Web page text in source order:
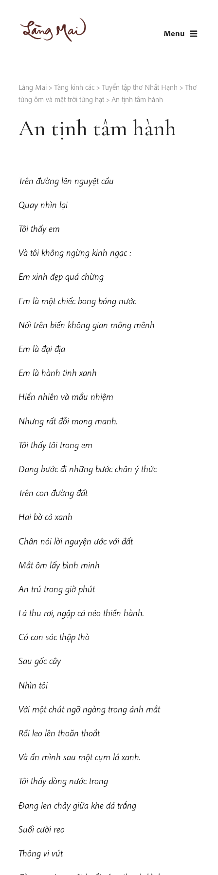
content
Menu
Làng Mai > Tàng kinh các > Tuyển tập thơ Nhất Hạnh > Thơ
từng ôm và mặt trời từng hạt > An tịnh tâm hành
An tịnh tâm hành
Trên đường lên nguyệt cầu
Quay nhìn lại
Tôi thấy em
Và tôi không ngừng kinh ngạc :
Em xinh đẹp quá chừng
Em là một chiếc bong bóng nước
Nổi trên biển không gian mông mênh
Em là đại địa
Em là hành tinh xanh
Hiển nhiên và mầu nhiệm
Nhưng rất đỗi mong manh.
Tôi thấy tôi trong em
Đang bước đi những bước chân ý thức
Trên con đường đất
Hai bờ cỏ xanh
Chân nói lời nguyện ước với đất
Mắt ôm lấy bình minh
An trú trong giờ phút
Lá thu rơi, ngập cả nẻo thiền hành.
Có con sóc thập thò
Sau gốc cây
Nhìn tôi
Với một chút ngỡ ngàng trong ánh mắt
Rồi leo lên thoăn thoắt
Và ẩn mình sau một cụm lá xanh.
Tôi thấy dòng nước trong
Đang len chảy giữa khe đá trắng
Suối cười reo
Thông vi vút